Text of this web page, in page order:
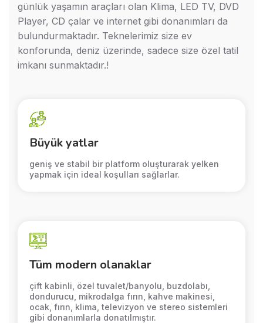
günlük yaşamın araçları olan Klima, LED TV, DVD
Player, CD çalar ve internet gibi donanımları da
bulundurmaktadır. Teknelerimiz size ev
konforunda, deniz üzerinde, sadece size özel tatil
imkanı sunmaktadır.!
Büyük yatlar
geniş ve stabil bir platform oluşturarak yelken
yapmak için ideal koşulları sağlarlar.
Tüm modern olanaklar
çift kabinli, özel tuvalet/banyolu, buzdolabı,
dondurucu, mikrodalga fırın, kahve makinesi,
ocak, fırın, klima, televizyon ve stereo sistemleri
gibi donanımlarla donatılmıştır.